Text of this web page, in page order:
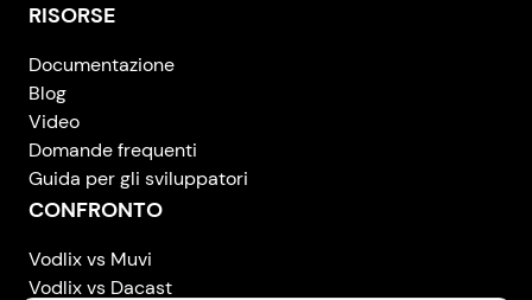
RISORSE
Documentazione
Blog
Video
Domande frequenti
Guida per gli sviluppatori
CONFRONTO
Vodlix vs Muvi
Vodlix vs Dacast